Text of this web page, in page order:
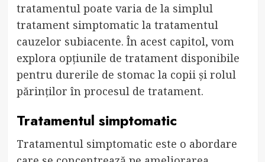
tratamentul poate varia de la simplul
tratament simptomatic la tratamentul
cauzelor subiacente. În acest capitol, vom
explora opțiunile de tratament disponibile
pentru durerile de stomac la copii și rolul
părinților în procesul de tratament.
Tratamentul simptomatic
Tratamentul simptomatic este o abordare